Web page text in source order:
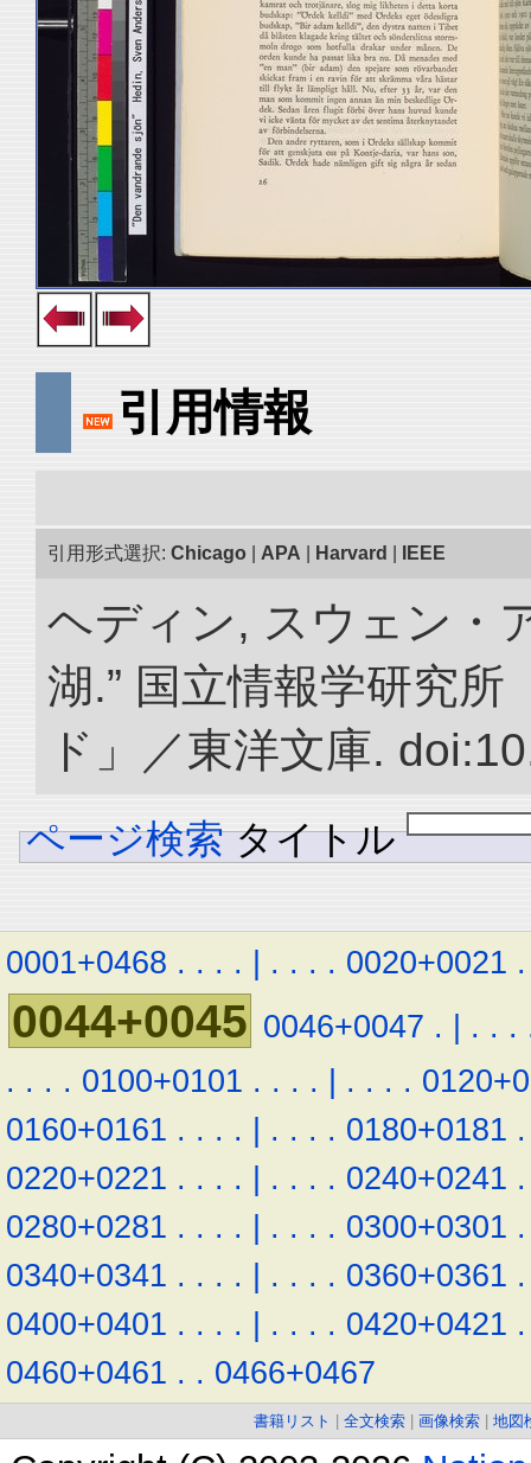
引用情報
引用形式選択: Chicago APA Harvard IEEE
ヘディン, スウェン・
湖.” 国立情報学研究
ド」／東洋文庫.
ページ検索 タイトル
0001+0468 . . . . | . . . . 0020+0021 .
0044+0045 0046+0047 . | . . .
. . . . 0100+0101 . . . . | . . . .
0160+0161 . . . . | . . . . 0180+0181 .
0220+0221 . . . . | . . . . 0240+0241 .
0280+0281 . . . . | . . . . 0300+0301 .
0340+0341 . . . . | . . . . 0360+0361 .
0400+0401 . . . . | . . . . 0420+0421 .
0460+0461 . . 0466+0467
書籍リスト 全文検索 画像検索 地図